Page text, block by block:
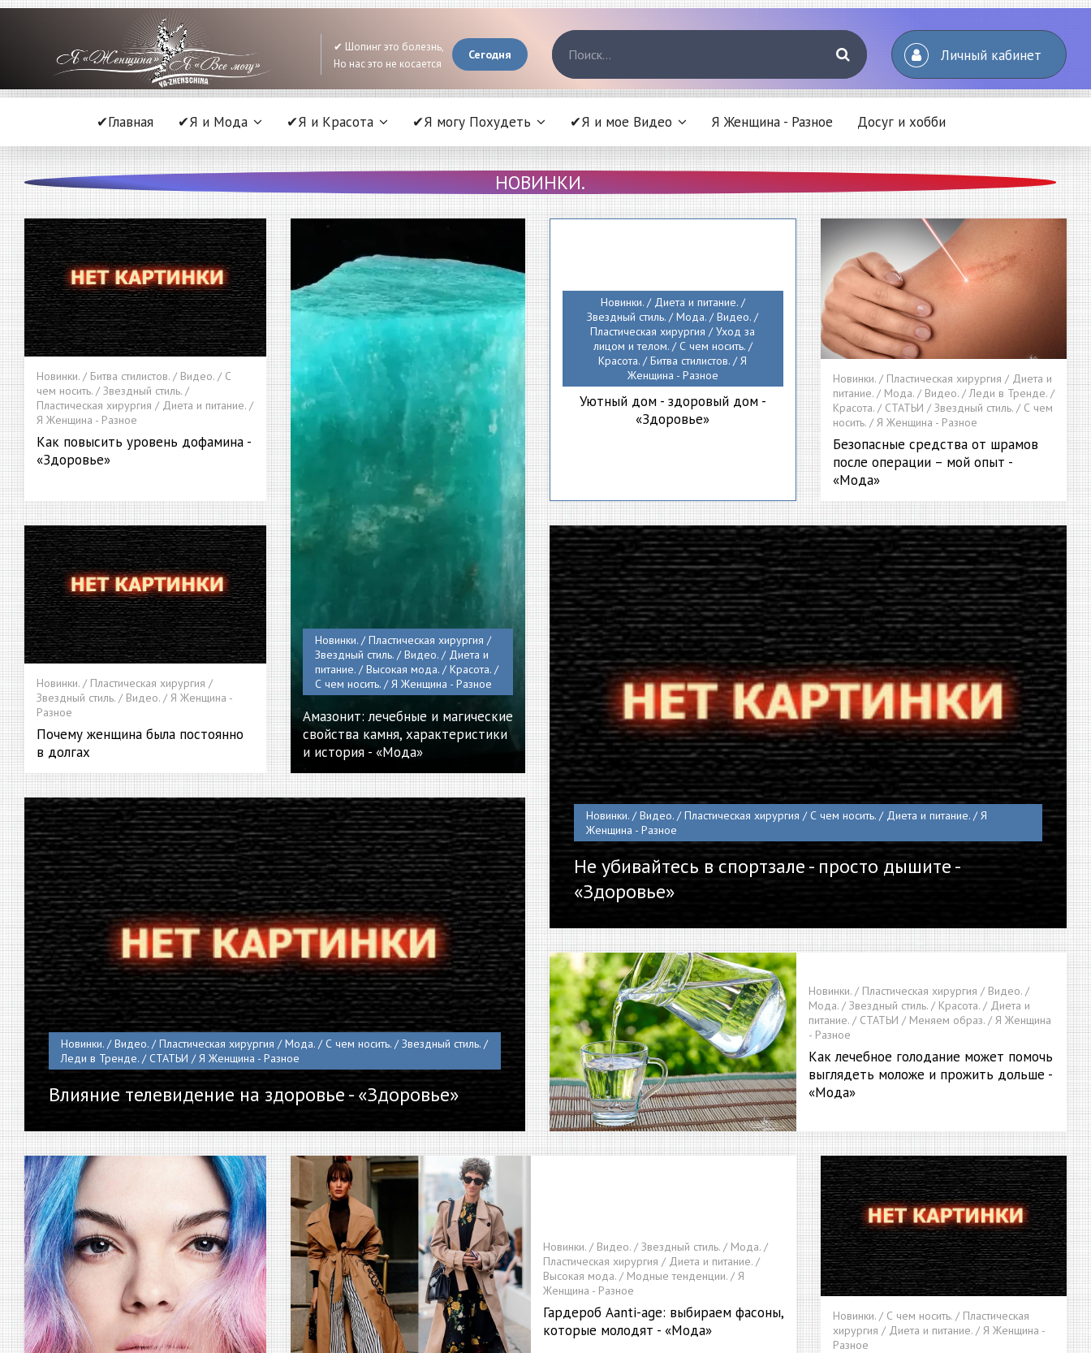
✔ Шопинг это болезнь,
Но нас это не косается
Сегодня Личный кабинет
✔Главная ✔Я и Мода ✔Я и Красота ✔Я могу Похудеть ✔Я и мое Видео Я Женщина - Разное Досуг и хобби
НОВИНКИ.
Новинки. / Битва стилистов. / Видео. / С
чем носить. / Звездный стиль. /
Пластическая хирургия / Диета и питание. /
Я Женщина - Разное
Как повысить уровень дофамина -
«Здоровье»
Новинки. / Пластическая хирургия /
Звездный стиль. / Видео. / Диета и
питание. / Высокая мода. / Красота. /
С чем носить. / Я Женщина - Разное
Амазонит: лечебные и магические
свойства камня, характеристики
и история - «Мода»
Новинки. / Диета и питание. /
Звездный стиль. / Мода. / Видео. /
Пластическая хирургия / Уход за
лицом и телом. / С чем носить. /
Красота. / Битва стилистов. / Я
Женщина - Разное
Уютный дом - здоровый дом -
«Здоровье»
Новинки. / Видео. / Пластическая хирургия / С чем носить. / Диета и питание. / Я
Женщина - Разное
Не убивайтесь в спортзале - просто дышите -
«Здоровье»
Новинки. / Видео. / Пластическая хирургия / Мода. / С чем носить. / Звездный стиль. /
Леди в Тренде. / СТАТЬИ / Я Женщина - Разное
Влияние телевидение на здоровье - «Здоровье»
Новинки. / Пластическая хирургия / Видео. /
Мода. / Звездный стиль. / Красота. / Диета и
питание. / СТАТЬИ / Меняем образ. / Я Женщина
- Разное
Как лечебное голодание может помочь
выглядеть моложе и прожить дольше -
«Мода»
Новинки. / Пластическая хирургия / Диета и
питание. / Мода. / Видео. / Леди в Тренде. /
Красота. / СТАТЬИ / Звездный стиль. / С чем
носить. / Я Женщина - Разное
Безопасные средства от шрамов
после операции – мой опыт -
«Мода»
Новинки. / Видео. / Звездный стиль. / Мода. /
Пластическая хирургия / Диета и питание. /
Высокая мода. / Модные тенденции. / Я
Женщина - Разное
Гардероб Aanti-age: выбираем фасоны,
которые молодят - «Мода»
Новинки. / Пластическая хирургия /
Звездный стиль. / Видео. / Я Женщина -
Разное
Почему женщина была постоянно
в долгах
Новинки. / С чем носить. / Пластическая
хирургия / Диета и питание. / Я Женщина -
Разное